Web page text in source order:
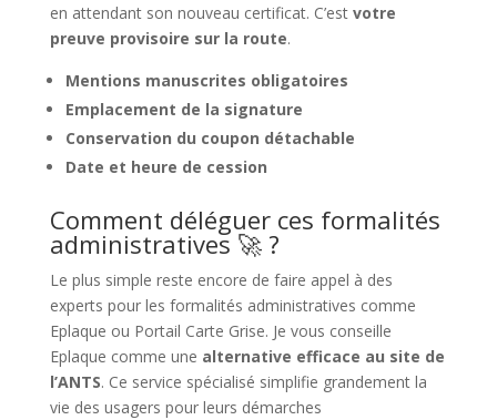
en attendant son nouveau certificat. C’est votre
preuve provisoire sur la route.
Mentions manuscrites obligatoires
Emplacement de la signature
Conservation du coupon détachable
Date et heure de cession
Comment déléguer ces formalités
administratives 🚀 ?
Le plus simple reste encore de faire appel à des
experts pour les formalités administratives comme
Eplaque ou Portail Carte Grise. Je vous conseille
Eplaque comme une alternative efficace au site de
l’ANTS. Ce service spécialisé simplifie grandement la
vie des usagers pour leurs démarches